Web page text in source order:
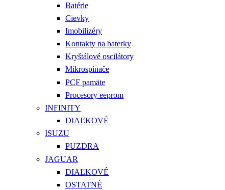
Batérie
Cievky
Imobilizéry
Kontakty na baterky
Kryštálové oscilátory
Mikrospínače
PCF pamäte
Procesory eeprom
INFINITY
DIAĽKOVÉ
ISUZU
PUZDRA
JAGUAR
DIAĽKOVÉ
OSTATNÉ